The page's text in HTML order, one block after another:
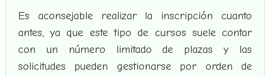
Es aconsejable realizar la inscripción cuanto
antes, ya que este tipo de cursos suele contar
con un número limitado de plazas y las
solicitudes pueden gestionarse por orden de